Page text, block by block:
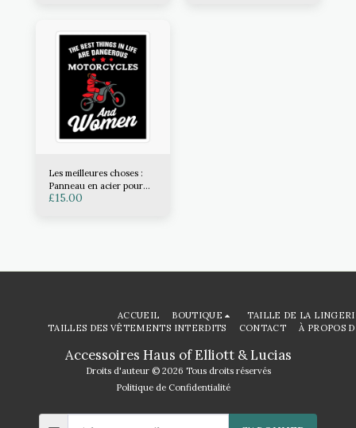
Les meilleures choses :
Panneau en acier pour
motos
£15.00
Accessoires Haus of Elliott & Lucias
Droits d'auteur © 2026 Tous droits réservés
Politique de Confidentialité
ACCUEIL BOUTIQUE
TAILLE DE LA
TAILLES DES VÊTEMENTS INTERDITS
CONTACT À PROPOS